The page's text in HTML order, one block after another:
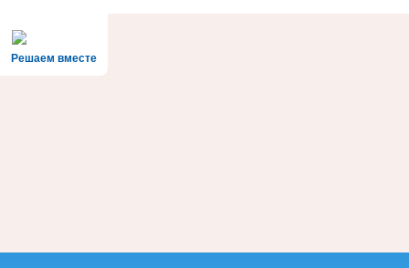
Решаем вместе